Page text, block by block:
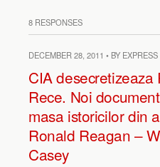
8 RESPONSES
DECEMBER 28, 2011 • BY EXPRESS
CIA desecretizeaza
Rece. Noi
masa istoricilor din
Ronald Reagan –
Casey